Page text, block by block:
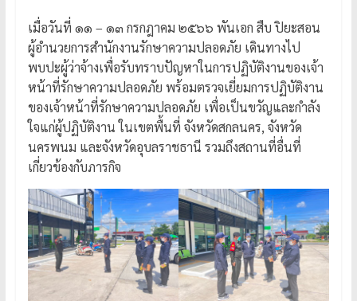
เมื่อวันที่ ๑๑ – ๑๓ กรกฎาคม ๒๕๖๖ พันเอก สืบ ปิยะสอน
ผู้อำนวยการสำนักงานรักษาความปลอดภัย เดินทางไป
พบปะผู้ว่าจ้างเพื่อรับทราบปัญหาในการปฏิบัติงานของเจ้า
หน้าที่รักษาความปลอดภัย พร้อมตรวจเยี่ยมการปฏิบัติงาน
ของเจ้าหน้าที่รักษาความปลอดภัย เพื่อเป็นขวัญและกำลัง
ใจแก่ผู้ปฏิบัติงาน ในเขตพื้นที่ จังหวัดสกลนคร, จังหวัด
นครพนม และจังหวัดอุบลราชธานี รวมถึงสถานที่อื่นที่
เกี่ยวข้องกับภารกิจ